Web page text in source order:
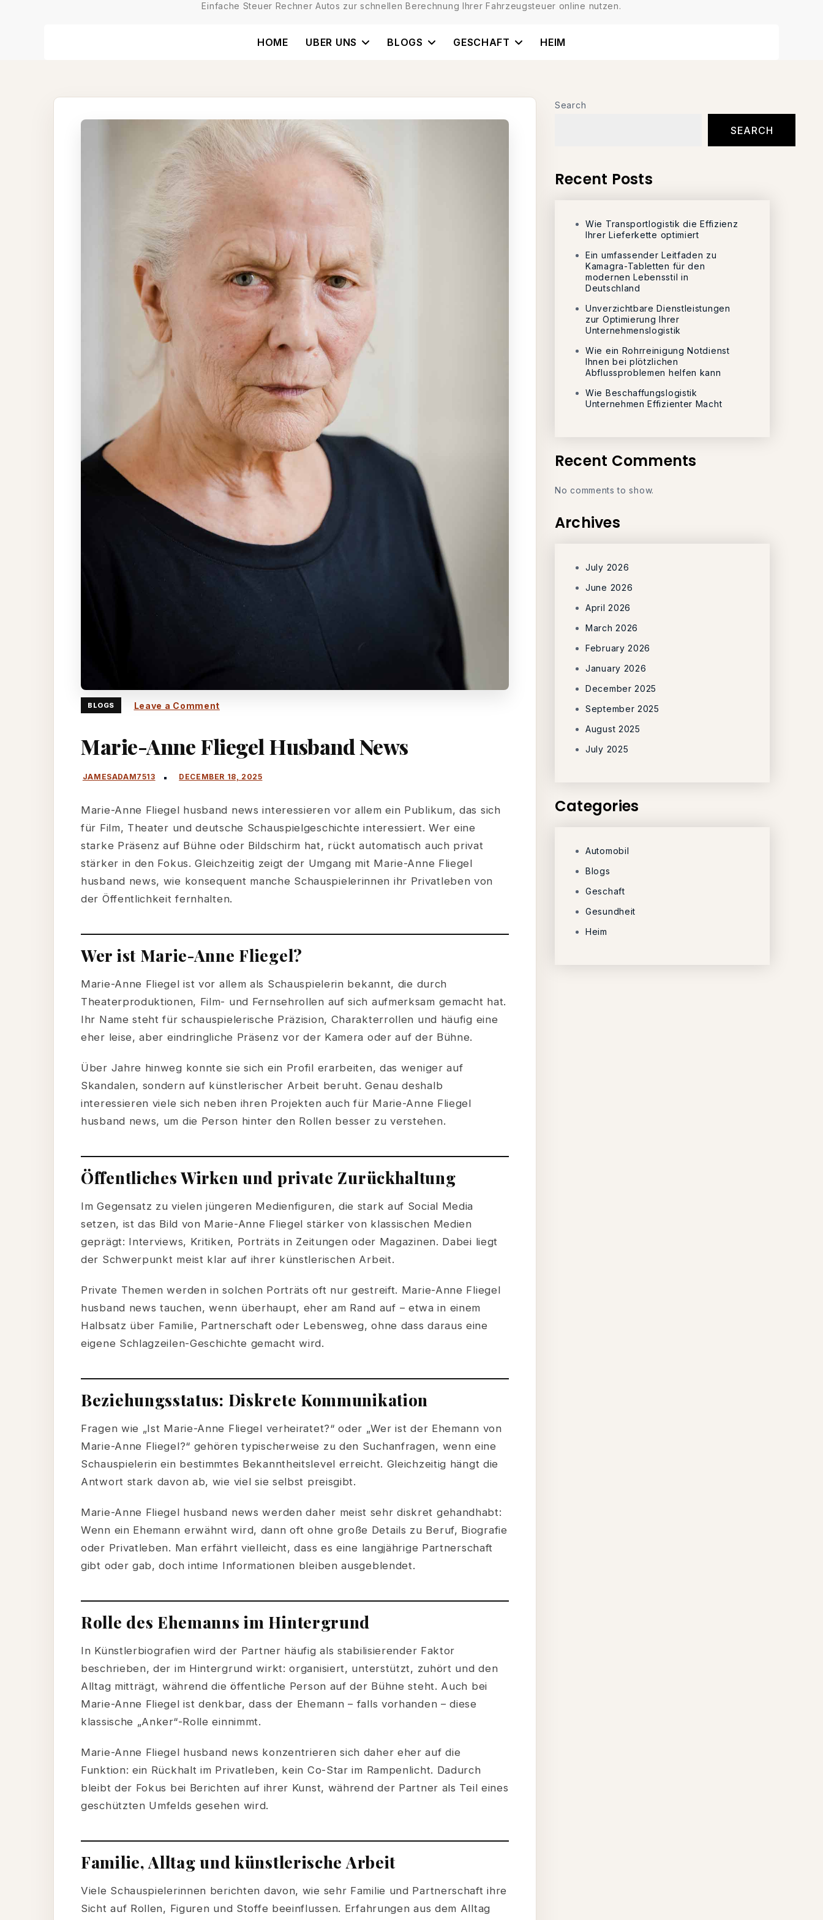
Einfache Steuer Rechner Autos zur schnellen Berechnung Ihrer Fahrzeugsteuer online nutzen.
HOME UBER UNS BLOGS GESCHAFT HEIM
BLOGS Leave a Comment
Anne
Fliegel
husband
Marie-Anne Fliegel Husband News
Marie-Anne Fliegel husband news interessieren vor allem ein Publikum, das sich
für Film, Theater und deutsche Schauspielgeschichte interessiert. Wer eine
starke Präsenz auf Bühne oder Bildschirm hat, rückt automatisch auch privat
stärker in den Fokus. Gleichzeitig zeigt der Umgang mit Marie-Anne Fliegel
husband news, wie konsequent manche Schauspielerinnen ihr Privatleben von
der Öffentlichkeit fernhalten.
Wer ist Marie-Anne Fliegel?
Marie-Anne Fliegel ist vor allem als Schauspielerin bekannt, die durch
Theaterproduktionen, Film- und Fernsehrollen auf sich aufmerksam gemacht hat.
Ihr Name steht für schauspielerische Präzision, Charakterrollen und häufig eine
eher leise, aber eindringliche Präsenz vor der Kamera oder auf der Bühne.
Über Jahre hinweg konnte sie sich ein Profil erarbeiten, das weniger auf
Skandalen, sondern auf künstlerischer Arbeit beruht. Genau deshalb
interessieren viele sich neben ihren Projekten auch für Marie-Anne Fliegel
husband news, um die Person hinter den Rollen besser zu verstehen.
Öffentliches Wirken und private Zurückhaltung
Im Gegensatz zu vielen jüngeren Medienfiguren, die stark auf Social Media
setzen, ist das Bild von Marie-Anne Fliegel stärker von klassischen Medien
geprägt: Interviews, Kritiken, Porträts in Zeitungen oder Magazinen. Dabei liegt
der Schwerpunkt meist klar auf ihrer künstlerischen Arbeit.
Private Themen werden in solchen Porträts oft nur gestreift. Marie-Anne Fliegel
husband news tauchen, wenn überhaupt, eher am Rand auf – etwa in einem
Halbsatz über Familie, Partnerschaft oder Lebensweg, ohne dass daraus eine
eigene Schlagzeilen-Geschichte gemacht wird.
Beziehungsstatus: Diskrete Kommunikation
Fragen wie „Ist Marie-Anne Fliegel verheiratet?“ oder „Wer ist der Ehemann von
Marie-Anne Fliegel?“ gehören typischerweise zu den Suchanfragen, wenn eine
Schauspielerin ein bestimmtes Bekanntheitslevel erreicht. Gleichzeitig hängt die
Antwort stark davon ab, wie viel sie selbst preisgibt.
Marie-Anne Fliegel husband news werden daher meist sehr diskret gehandhabt:
Wenn ein Ehemann erwähnt wird, dann oft ohne große Details zu Beruf, Biografie
oder Privatleben. Man erfährt vielleicht, dass es eine langjährige Partnerschaft
gibt oder gab, doch intime Informationen bleiben ausgeblendet.
Rolle des Ehemanns im Hintergrund
In Künstlerbiografien wird der Partner häufig als stabilisierender Faktor
beschrieben, der im Hintergrund wirkt: organisiert, unterstützt, zuhört und den
Alltag mitträgt, während die öffentliche Person auf der Bühne steht. Auch bei
Marie-Anne Fliegel ist denkbar, dass der Ehemann – falls vorhanden – diese
klassische „Anker“-Rolle einnimmt.
Marie-Anne Fliegel husband news konzentrieren sich daher eher auf die
Funktion: ein Rückhalt im Privatleben, kein Co-Star im Rampenlicht. Dadurch
bleibt der Fokus bei Berichten auf ihrer Kunst, während der Partner als Teil eines
geschützten Umfelds gesehen wird.
Familie, Alltag und künstlerische Arbeit
Viele Schauspielerinnen berichten davon, wie sehr Familie und Partnerschaft ihre
Sicht auf Rollen, Figuren und Stoffe beeinflussen. Erfahrungen aus dem Alltag
Search
SEARCH
Recent Posts
Wie Transportlogistik die Effizienz
Ihrer Lieferkette optimiert
Ein umfassender Leitfaden zu
Kamagra-Tabletten für den
modernen Lebensstil in
Deutschland
Unverzichtbare Dienstleistungen
zur Optimierung Ihrer
Unternehmenslogistik
Wie ein Rohrreinigung Notdienst
Ihnen bei plötzlichen
Abflussproblemen helfen kann
Wie Beschaffungslogistik
Unternehmen Effizienter Macht
Recent Comments
No comments to show.
Archives
July 2026
June 2026
April 2026
March 2026
February 2026
January 2026
December 2025
September 2025
August 2025
July 2025
Categories
Automobil
Blogs
Geschaft
Gesundheit
Heim